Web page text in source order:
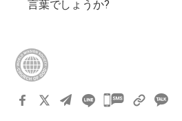
言葉でしょうか?
카